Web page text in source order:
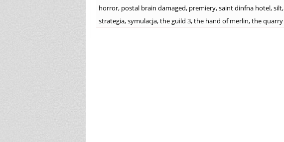
horror, postal brain damaged, premiery,saint dinfna hotel,silt,
strategia,symulacja,the guild 3,the hand of merlin,the quarry